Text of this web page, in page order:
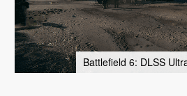
Battlefield 6: DLSS